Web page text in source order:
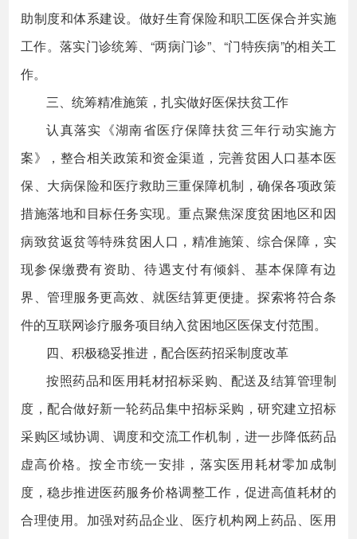
助制度和体系建设。做好生育保险和职工医保合并实施
工作。落实门诊统筹、“两病门诊”、“门特疾病”的相关工
作。
三、统筹精准施策，扎实做好医保扶贫工作
认真落实《湖南省医疗保障扶贫三年行动实施方
案》，整合相关政策和资金渠道，完善贫困人口基本医
保、大病保险和医疗救助三重保障机制，确保各项政策
措施落地和目标任务实现。重点聚焦深度贫困地区和因
病致贫返贫等特殊贫困人口，精准施策、综合保障，实
现参保缴费有资助、待遇支付有倾斜、基本保障有边
界、管理服务更高效、就医结算更便捷。探索将符合条
件的互联网诊疗服务项目纳入贫困地区医保支付范围。
四、积极稳妥推进，配合医药招采制度改革
按照药品和医用耗材招标采购、配送及结算管理制
度，配合做好新一轮药品集中招标采购，研究建立招标
采购区域协调、调度和交流工作机制，进一步降低药品
虚高价格。按全市统一安排，落实医用耗材零加成制
度，稳步推进医药服务价格调整工作，促进高值耗材的
合理使用。加强对药品企业、医疗机构网上药品、医用